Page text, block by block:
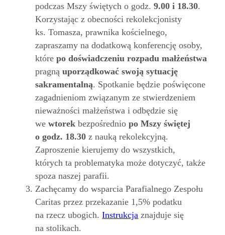
podczas Mszy świętych o godz.9.00 i 18.30.
Korzystając z obecności rekolekcjonisty
ks. Tomasza, prawnika kościelnego,
zapraszamy na dodatkową konferencję osoby,
którepo doświadczeniu rozpadu małżeństwa
pragnąuporządkować swoją sytuację
sakramentalną. Spotkanie będzie poświęcone
zagadnieniom związanym ze stwierdzeniem
nieważności małżeństwa i odbędzie się
wewtorek bezpośredniopo Mszy świętej
o godz. 18.30 z nauką rekolekcyjną.
Zaproszenie kierujemy do wszystkich,
których ta problematyka może dotyczyć, także
spoza naszej parafii.
Zachęcamy do wsparcia Parafialnego Zespołu
Caritas przez przekazanie 1,5% podatku
na rzecz ubogich.Instrukcja znajduje się
na stolikach.